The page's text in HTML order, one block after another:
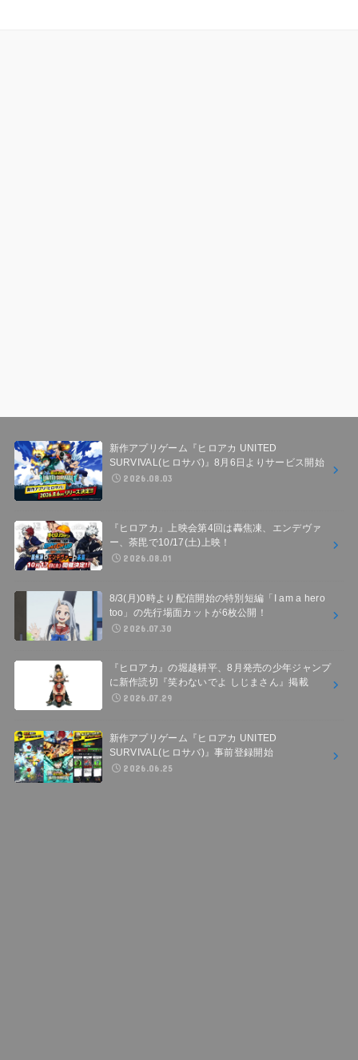
新作アプリゲーム『ヒロアカ UNITED
SURVIVAL(ヒロサバ)』8月6日よりサービス開始
2026.08.03
『ヒロアカ』上映会第4回は轟焦凍、エンデヴァ
ー、荼毘で10/17(土)上映！
2026.08.01
8/3(月)0時より配信開始の特別短編「I am a hero
too」の先行場面カットが6枚公開！
2026.07.30
『ヒロアカ』の堀越耕平、8月発売の少年ジャンプ
に新作読切『笑わないでよ しじまさん』掲載
2026.07.29
新作アプリゲーム『ヒロアカ UNITED
SURVIVAL(ヒロサバ)』事前登録開始
2026.06.25